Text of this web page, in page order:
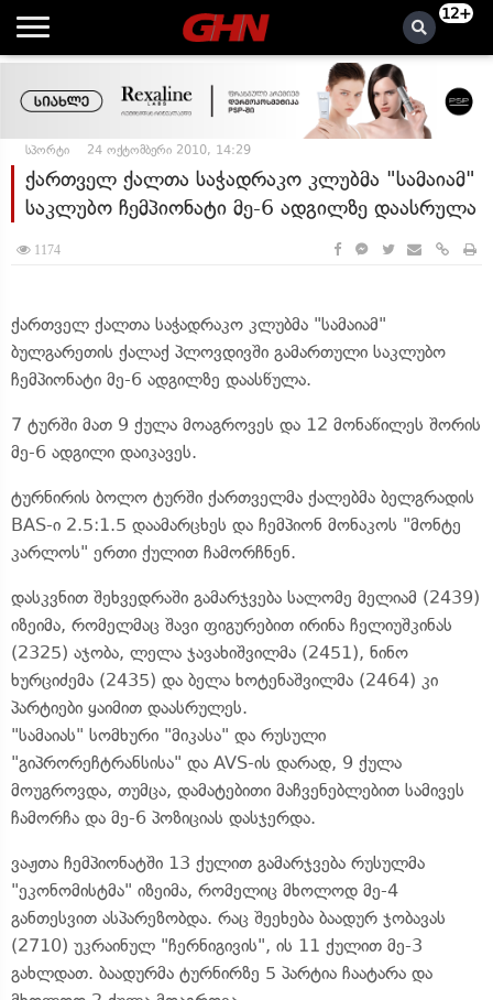
12+
სპორტი 24 ოქტომბერი 2010, 14:29
ქართველ ქალთა საჭადრაკო კლუბმა "სამაიამ"
საკლუბო ჩემპიონატი მე-6 ადგილზე დაასრულა
1174
ქართველ ქალთა საჭადრაკო კლუბმა "სამაიამ"
ბულგარეთის ქალაქ პლოვდივში გამართული საკლუბო
ჩემპიონატი მე-6 ადგილზე დაასწულა.
7 ტურში მათ 9 ქულა მოაგროვეს და 12 მონაწილეს შორის
მე-6 ადგილი დაიკავეს.
ტურნირის ბოლო ტურში ქართველმა ქალებმა ბელგრადის
BAS-ი 2.5:1.5 დაამარცხეს და ჩემპიონ მონაკოს "მონტე
კარლოს" ერთი ქულით ჩამორჩნენ.
დასკვნით შეხვედრაში გამარჯვება სალომე მელიამ (2439)
იზეიმა, რომელმაც შავი ფიგურებით ირინა ჩელიუშკინას
(2325) აჯობა, ლელა ჯავახიშვილმა (2451), ნინო
ხურციძემა (2435) და ბელა ხოტენაშვილმა (2464) კი
პარტიები ყაიმით დაასრულეს.
"სამაიას" სომხური "მიკასა" და რუსული
"გიპრორეჩტრანსისა" და AVS-ის დარად, 9 ქულა
მოუგროვდა, თუმცა, დამატებითი მაჩვენებლებით სამივეს
ჩამორჩა და მე-6 პოზიციას დასჯერდა.
ვაჟთა ჩემპიონატში 13 ქულით გამარჯვება რუსულმა
"ეკონომისტმა" იზეიმა, რომელიც მხოლოდ მე-4
განთესვით ასპარეზობდა. რაც შეეხება ბაადურ ჯობავას
(2710) უკრაინულ "ჩერნიგივის", ის 11 ქულით მე-3
გახლდათ. ბაადურმა ტურნირზე 5 პარტია ჩაატარა და